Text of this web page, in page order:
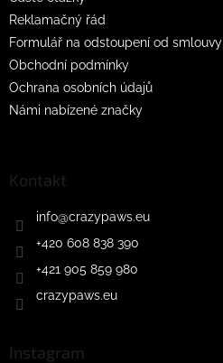
Reklamačný řád
Formulář na odstoupení od smlouvy
Obchodní podmínky
Ochrana osobních údajů
Námi nabízené značky
Kontakt
info@crazypaws.eu
+420 608 838 390
+421 905 859 980
crazypaws.eu
Instagram